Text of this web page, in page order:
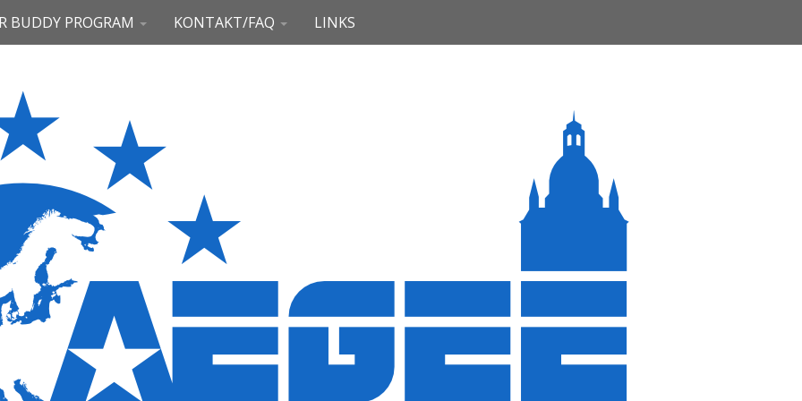
BUDDY PROGRAM KONTAKT/FAQ LINKS